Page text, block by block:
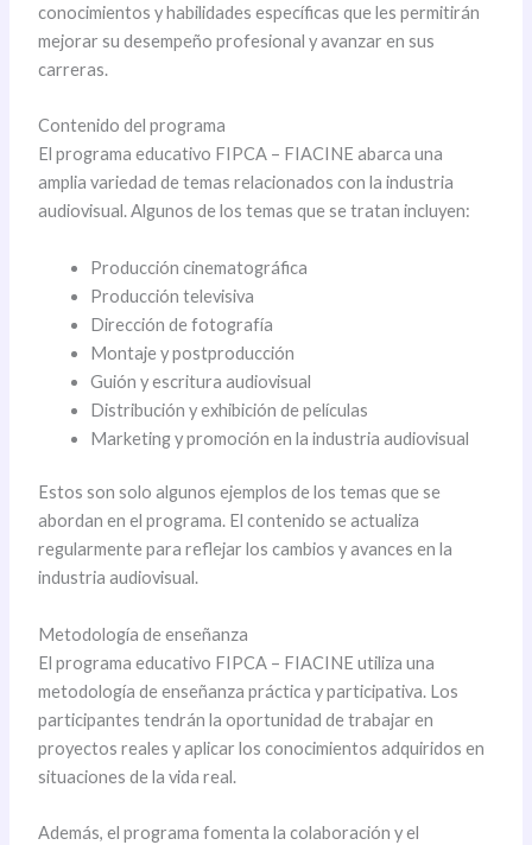
conocimientos y habilidades específicas que les permitirán
mejorar su desempeño profesional y avanzar en sus
carreras.
Contenido del programa
El programa educativo FIPCA – FIACINE abarca una
amplia variedad de temas relacionados con la industria
audiovisual. Algunos de los temas que se tratan incluyen:
Producción cinematográfica
Producción televisiva
Dirección de fotografía
Montaje y postproducción
Guión y escritura audiovisual
Distribución y exhibición de películas
Marketing y promoción en la industria audiovisual
Estos son solo algunos ejemplos de los temas que se
abordan en el programa. El contenido se actualiza
regularmente para reflejar los cambios y avances en la
industria audiovisual.
Metodología de enseñanza
El programa educativo FIPCA – FIACINE utiliza una
metodología de enseñanza práctica y participativa. Los
participantes tendrán la oportunidad de trabajar en
proyectos reales y aplicar los conocimientos adquiridos en
situaciones de la vida real.
Además, el programa fomenta la colaboración y el